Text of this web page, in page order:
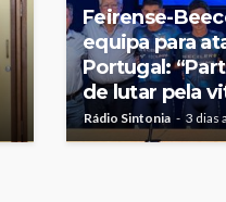
Feirense-
equipa para
Portugal:
de lutar pela
Rádio Sintonia 3 dias